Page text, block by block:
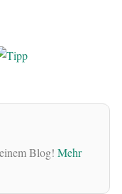
Blog! Mehr